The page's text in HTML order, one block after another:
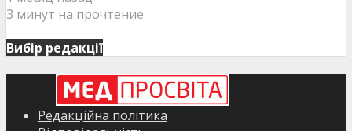
3 минут на прочтение
Вибір редакції
Редакційна політика